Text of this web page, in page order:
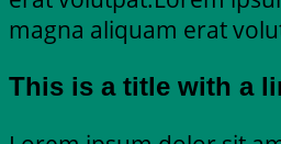
magna aliquam erat
This is a title with a